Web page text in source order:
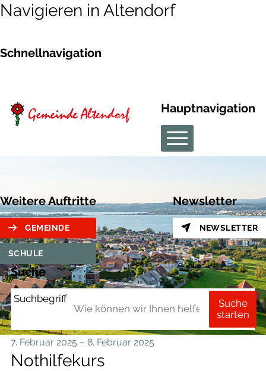
Navigieren in Altendorf
Schnellnavigation
Hauptnavigation
Weitere Auftritte
GEMEINDE
SCHULE
Newsletter
NEWSLETTER
Suche
Suchbegriff
Suche
starten
Nothilfekurs
7. Februar 2025 – 8. Februar 2025